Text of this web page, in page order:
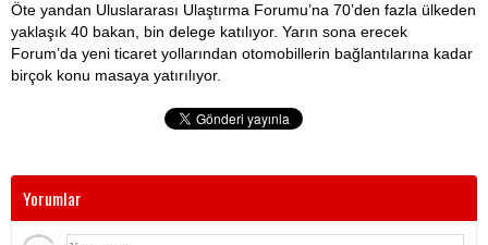
Öte yandan Uluslararası Ulaştırma Forumu’na 70’den fazla ülkeden
yaklaşık 40 bakan, bin delege katılıyor. Yarın sona erecek
Forum’da yeni ticaret yollarından otomobillerin bağlantılarına kadar
birçok konu masaya yatırılıyor.
Yorumlar